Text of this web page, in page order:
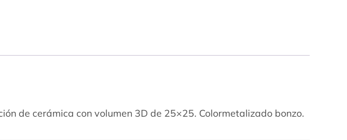
de cerámica con volumen 3D de 25×25. Colormetalizado bonzo.